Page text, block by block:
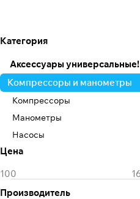
Категория
Аксессуары универсальные!
Компрессоры и манометры
Компрессоры
Манометры
Насосы
Цена
Производитель